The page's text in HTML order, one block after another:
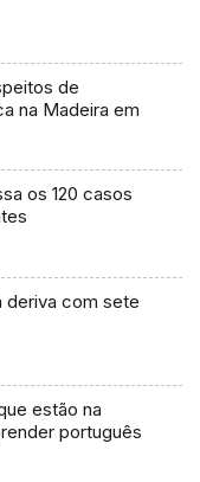
de
na Madeira em
os 120 casos
deriva com sete
estão na
português